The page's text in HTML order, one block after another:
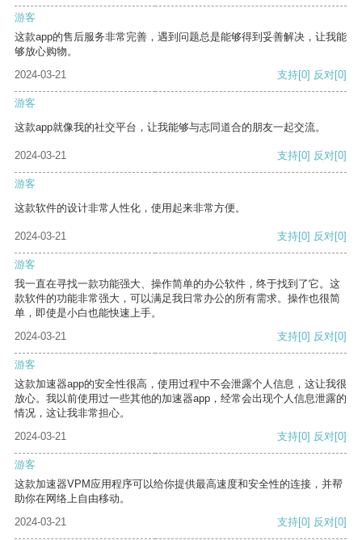
游客
这款app的售后服务非常完善，遇到问题总是能够得到妥善解决，让我能
够放心购物。
2024-03-21
支持[0] 反对[0]
游客
这款app就像我的社交平台，让我能够与志同道合的朋友一起交流。
2024-03-21 支持[0] 反对[0]
游客
这款软件的设计非常人性化，使用起来非常方便。
2024-03-21 支持[0] 反对[0]
游客
我一直在寻找一款功能强大、操作简单的办公软件，终于找到了它。这
款软件的功能非常强大，可以满足我日常办公的所有需求。操作也很简
单，即使是小白也能快速上手。
2024-03-21
支持[0] 反对[0]
游客
这款加速器app的安全性很高，使用过程中不会泄露个人信息，这让我很
放心。我以前使用过一些其他的加速器app，经常会出现个人信息泄露的
情况，这让我非常担心。
2024-03-21
支持[0] 反对[0]
游客
这款加速器VPM应用程序可以给你提供最高速度和安全性的连接，并帮
助你在网络上自由移动。
2024-03-21
支持[0] 反对[0]